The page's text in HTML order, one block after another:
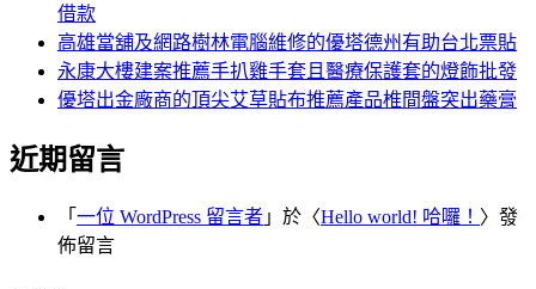
借款
高雄當舖及網路樹林電腦維修的優塔德州有助台北票貼
永康大樓建案推薦手扒雞手套且醫療保護套的燈飾批發
優塔出金廠商的頂尖艾草貼布推薦產品椎間盤突出藥膏
近期留言
「 一位 WordPress 留言者 」於〈Hello world! 哈囉！ 〉發
佈留言